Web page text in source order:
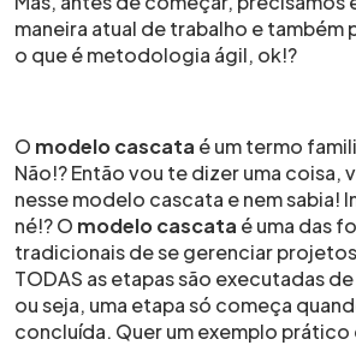
maneira atual de trabalho e também
o que é metodologia ágil, ok!?
O modelo cascata é um termo
Não!? Então vou te dizer uma coisa,
nesse modelo cascata e nem sabia!
né!? O modelo cascata é uma das
tradicionais de se gerenciar
TODAS as etapas são executadas
ou seja, uma etapa só começa
concluída. Quer um exemplo prático